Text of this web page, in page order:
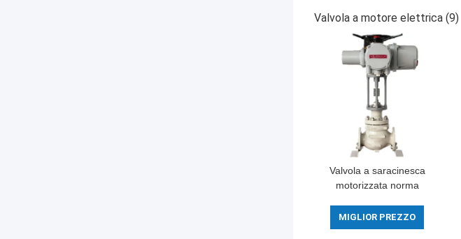
Valvola a motore elettrica (9)
Valvola a saracinesca
motorizzata norma
DN300 con l'azionatore
elettrico
MIGLIOR PREZZO